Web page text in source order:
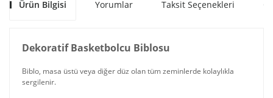
Ürün Bilgisi Yorumlar Taksit Seçenekleri
Dekoratif Basketbolcu Biblosu
Biblo, masa üstü veya diğer düz olan tüm zeminlerde kolaylıkla
sergilenir.